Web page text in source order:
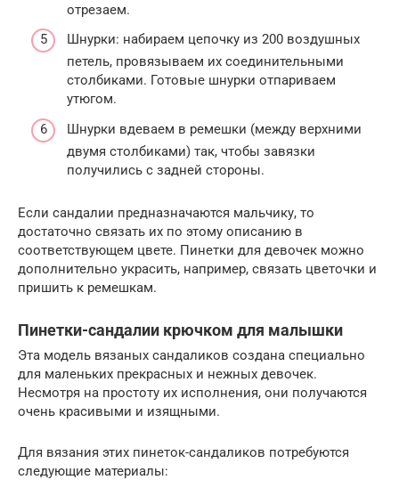
отрезаем.
Шнурки: набираем цепочку из 200 воздушных
петель, провязываем их соединительными
столбиками. Готовые шнурки отпариваем
утюгом.
Шнурки вдеваем в ремешки (между верхними
двумя столбиками) так, чтобы завязки
получились с задней стороны.
Если сандалии предназначаются мальчику, то
достаточно связать их по этому описанию в
соответствующем цвете. Пинетки для девочек можно
дополнительно украсить, например, связать цветочки и
пришить к ремешкам.
Пинетки-сандалии крючком для малышки
Эта модель вязаных сандаликов создана специально
для маленьких прекрасных и нежных девочек.
Несмотря на простоту их исполнения, они получаются
очень красивыми и изящными.
Для вязания этих пинеток-сандаликов потребуются
следующие материалы: